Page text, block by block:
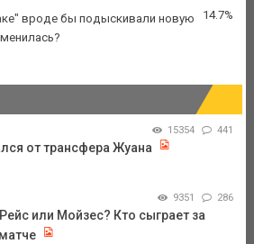
вроде бы подыскивали новую
14.7%
15354 441
от трансфера Жуана
9351 286
или Мойзес? Кто сыграет за